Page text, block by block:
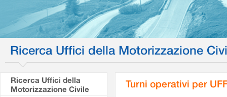
Ricerca Uffici della Motorizzazione
Ricerca Uffici della
Motorizzazione Civile
Turni operativi per